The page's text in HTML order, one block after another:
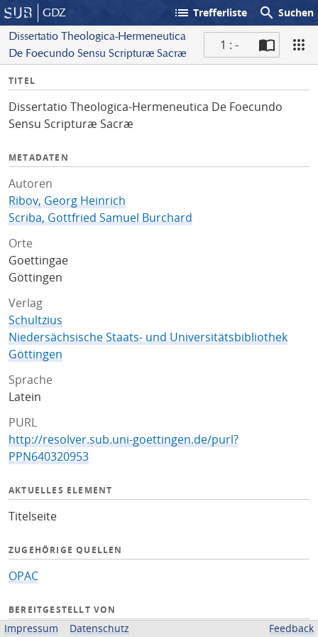
GDZ list Trefferliste search Suchen
Dissertatio Theologica-Hermeneutica
De Foecundo Sensu Scripturæ Sacræ
1 : -
I
f
o
TITEL
Dissertatio Theologica-Hermeneutica De Foecundo
Sensu Scripturæ Sacræ
METADATEN
Autoren
Ribov, Georg Heinrich
Scriba, Gottfried Samuel Burchard
Orte
Goettingae
Göttingen
Verlag
Schultzius
Niedersächsische Staats- und Universitätsbibliothek
Göttingen
Sprache
Latein
PURL
http://resolver.sub.uni-goettingen.de/purl?
PPN640320953
AKTUELLES ELEMENT
Titelseite
ZUGEHÖRIGE QUELLEN
OPAC
BEREITGESTELLT VON
Impressum Datenschutz Feedback